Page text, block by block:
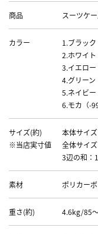
商品 スーツケ
カラー
1.ブラック
2.ホワイト
3.イエロー
4.グリーン
5.ネイビー
6.モカ（-
サイズ(約)
※当店実寸値
本体サイ
全体サイ
3辺の和：
素材 ポリカー
重さ(約) 4.6kg/85